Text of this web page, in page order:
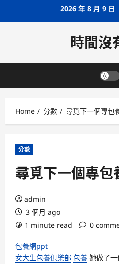
2026 年 8 月 9 日
時間沒
Home 分數 尋覓下一個專包
分數
尋覓下一個專包
admin
3 個月 ago
1 minute read
0
包養網ppt
女大生包養俱樂部 包養 她做了